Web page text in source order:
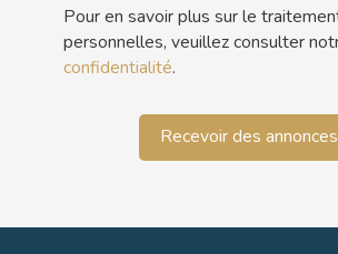
Pour en savoir plus sur le
personnelles, veuillez consulter
confidentialité.
Recevoir des annonces